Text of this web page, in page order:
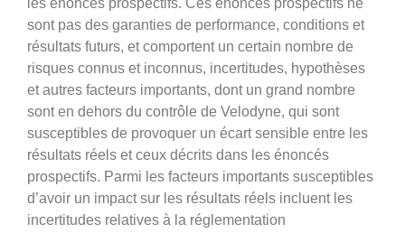
les énoncés prospectifs. Ces énoncés prospectifs ne
sont pas des garanties de performance, conditions et
résultats futurs, et comportent un certain nombre de
risques connus et inconnus, incertitudes, hypothèses
et autres facteurs importants, dont un grand nombre
sont en dehors du contrôle de Velodyne, qui sont
susceptibles de provoquer un écart sensible entre les
résultats réels et ceux décrits dans les énoncés
prospectifs. Parmi les facteurs importants susceptibles
d’avoir un impact sur les résultats réels incluent les
incertitudes relatives à la réglementation